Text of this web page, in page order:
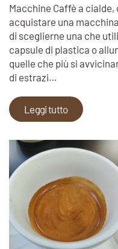
Macchine Caffè a
acquistare una
di sceglierne una che
capsule di plastica o
quelle che più si
di estrazi…
Leggi tutto